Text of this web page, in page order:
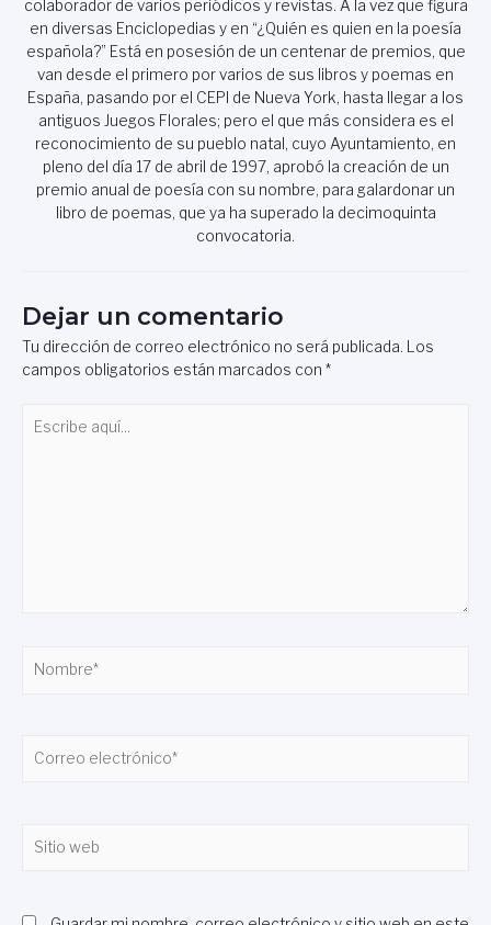
colaborador de varios periódicos y revistas. A la vez que figura
en diversas Enciclopedias y en “¿Quién es quien en la poesía
española?” Está en posesión de un centenar de premios, que
van desde el primero por varios de sus libros y poemas en
España, pasando por el CEPI de Nueva York, hasta llegar a los
antiguos Juegos Florales; pero el que más considera es el
reconocimiento de su pueblo natal, cuyo Ayuntamiento, en
pleno del día 17 de abril de 1997, aprobó la creación de un
premio anual de poesía con su nombre, para galardonar un
libro de poemas, que ya ha superado la decimoquinta
convocatoria.
Dejar un comentario
Tu dirección de correo electrónico no será publicada. Los
campos obligatorios están marcados con *
aquí...
electrónico*
web